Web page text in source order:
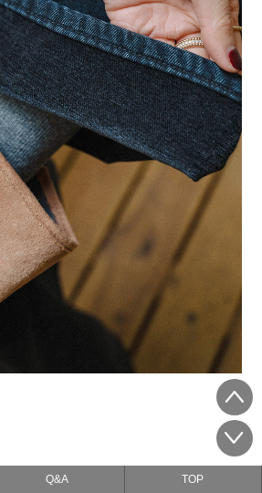
Q&A TOP